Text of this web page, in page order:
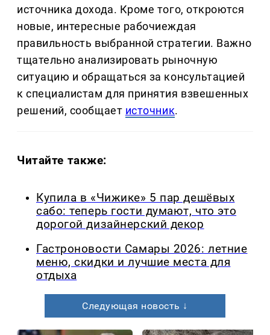
источника дохода. Кроме того, откроются
новые, интересные рабочиеждая
правильность выбранной стратегии. Важно
тщательно анализировать рыночную
ситуацию и обращаться за консультацией
к специалистам для принятия взвешенных
решений, сообщает источник.
Читайте также:
Купила в «Чижике» 5 пар дешёвых
сабо: теперь гости думают, что это
дорогой дизайнерский декор
Гастроновости Самары 2026: летние
меню, скидки и лучшие места для
отдыха
Следующая новость ↓